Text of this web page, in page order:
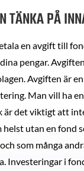
TÄNKA PÅ
en avgift till
pengar.
Avgiften är
Man vill ha
är det viktigt att
utan en fond
som många
Investeringar i